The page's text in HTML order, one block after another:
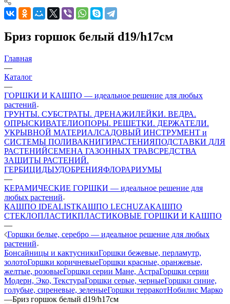
Бриз горшок белый d19/h17см
Главная
—
Каталог
—
ГОРШКИ И КАШПО — идеальное решение для любых
растений
ГРУНТЫ. СУБСТРАТЫ. ДРЕНАЖИЛЕЙКИ. ВЕДРА.
ОПРЫСКИВАТЕЛИОПОРЫ. РЕШЕТКИ. ДЕРЖАТЕЛИ.
УКРЫВНОЙ МАТЕРИАЛСАДОВЫЙ ИНСТРУМЕНТ и
СИСТЕМЫ ПОЛИВАКНИГИРАСТЕНИЯПОДСТАВКИ ДЛЯ
РАСТЕНИЙСЕМЕНА ГАЗОННЫХ ТРАВСРЕДСТВА
ЗАЩИТЫ РАСТЕНИЙ.
ГЕРБИЦИДЫУДОБРЕНИЯФЛОРАРИУМЫ
—
КЕРАМИЧЕСКИЕ ГОРШКИ — идеальное решение для
любых растений
КАШПО IDEALISTКАШПО LECHUZAКАШПО
СТЕКЛОПЛАСТИКПЛАСТИКОВЫЕ ГОРШКИ И КАШПО
—
Горшки белые, серебро — идеальное решение для любых
растений
Бонсайницы и кактусникиГоршки бежевые, перламутр,
золотоГоршки коричневыеГоршки красные, оранжевые,
желтые, розовыеГоршки серии Мане, АстраГоршки серии
Модерн, Эко, ТекстураГоршки серые, черныеГоршки синие,
голубые, сиреневые, зеленыеГоршки терракотНобилис Марко
—Бриз горшок белый d19/h17см